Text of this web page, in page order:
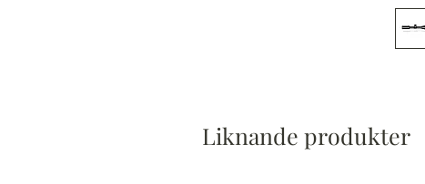
Liknande produkter